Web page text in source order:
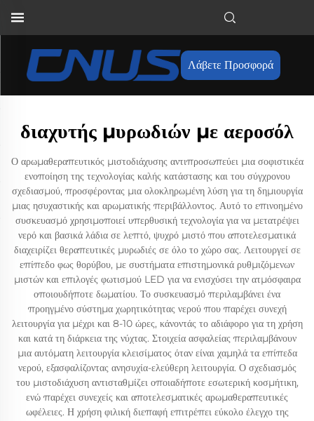
Λάβετε Προσφορά
διαχυτής μυρωδιών με αεροσόλ
Ο αρωμαθεραπευτικός μιστοδιάχυσης αντιπροσωπεύει μια σοφιστικέα
ενοποίηση της τεχνολογίας καλής κατάστασης και του σύγχρονου
σχεδιασμού, προσφέροντας μια ολοκληρωμένη λύση για τη δημιουργία
μιας ησυχαστικής και αρωματικής περιβάλλοντος. Αυτό το επινοημένο
συσκευασμό χρησιμοποιεί υπερθυσική τεχνολογία για να μετατρέψει
νερό και βασικά λάδια σε λεπτό, ψυχρό μιστό που αποτελεσματικά
διαχειρίζει θεραπευτικές μυρωδιές σε όλο το χώρο σας. Λειτουργεί σε
επίπεδο φως θορύβου, με συστήματα επιστημονικά ρυθμιζόμενων
μιστών και επιλογές φωτισμού LED για να ενισχύσει την ατμόσφαιρα
οποιουδήποτε δωματίου. Το συσκευασμό περιλαμβάνει ένα
προηγμένο σύστημα χωρητικότητας νερού που παρέχει συνεχή
λειτουργία για μέχρι και 8-10 ώρες, κάνοντάς το αδιάφορο για τη χρήση
και κατά τη διάρκεια της νύχτας. Στοιχεία ασφαλείας περιλαμβάνουν
μια αυτόματη λειτουργία κλεισίματος όταν είναι χαμηλά τα επίπεδα
νερού, εξασφαλίζοντας ανησυχία-ελεύθερη λειτουργία. Ο σχεδιασμός
του μιστοδιάχυση αντισταθμίζει οποιαδήποτε εσωτερική κοσμήτικη,
ενώ παρέχει συνεχείς και αποτελεσματικές αρωμαθεραπευτικές
ωφέλειες. Η χρήση φιλική διεπαφή επιτρέπει εύκολο έλεγχο της